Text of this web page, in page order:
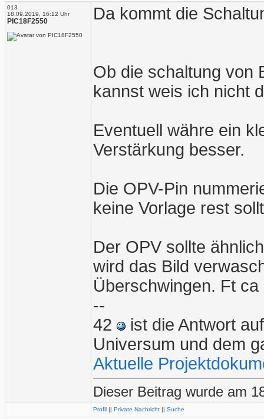
013
18.09.2019, 16:12 Uhr
PIC18F2550 Da kommt die
Ob die schaltung von
kannst weis ich nicht
Eventuell währe ein
Verstärkung besser.
Die OPV-Pin
keine Vorlage rest
Der OPV sollte
wird das Bild
Überschwingen. Ft
--
42
ist die Antwort
Universum und dem
Aktuelle
Dieser Beitrag wurde am
Profil || Private Nachricht || Suche